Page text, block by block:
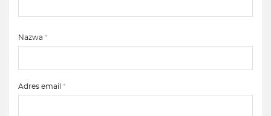
Nazwa *
Adres email *